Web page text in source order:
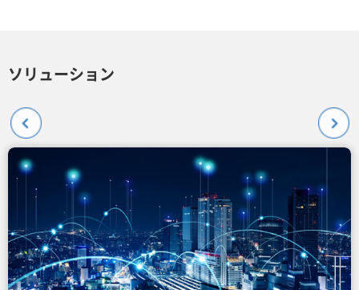
ソリューション